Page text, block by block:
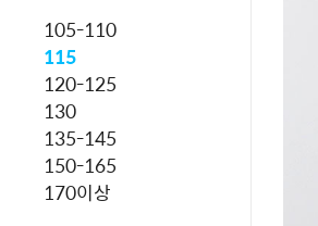
105-110
115
120-125
130
135-145
150-165
170이상